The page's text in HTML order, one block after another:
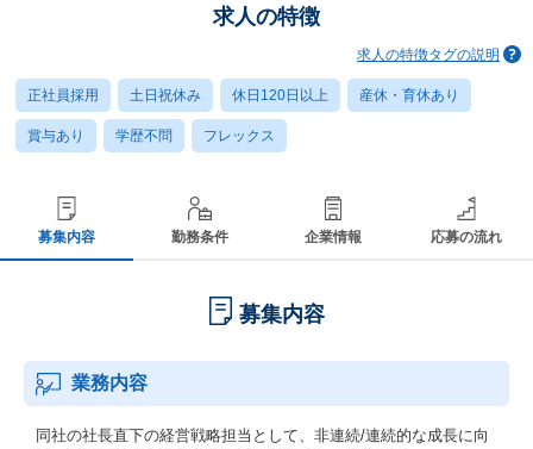
求人の特徴
求人の特徴タグの説明
正社員採用 土日祝休み 休日120日以上 産休・育休あり
賞与あり 学歴不問 フレックス
募集内容 勤務条件 企業情報 応募の流れ
募集内容
業務内容
同社の社長直下の経営戦略担当として、非連続/連続的な成長に向